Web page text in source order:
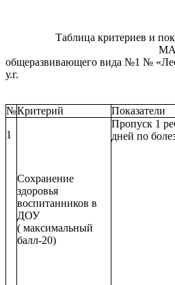
Таблица критериев и
МАДОУ
общеразвивающего вида №1 №
у.г.
№Критерий Показатели
1
Сохранение
здоровья
воспитанников в
ДОУ
( максимальный
балл-20)
Пропуск 1
дней по